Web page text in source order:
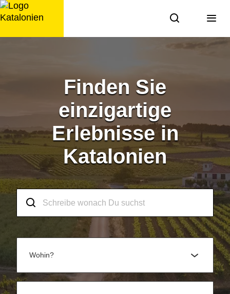
Zum
Inhalt
Finden Sie
einzigartige
Erlebnisse in
Katalonien
Wohin?